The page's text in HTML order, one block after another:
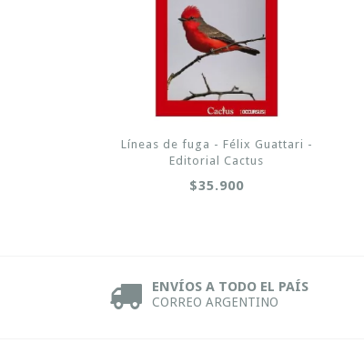
Líneas de fuga - Félix Guattari -
Editorial Cactus
$35.900
ENVÍOS A TODO EL PAÍS
CORREO ARGENTINO